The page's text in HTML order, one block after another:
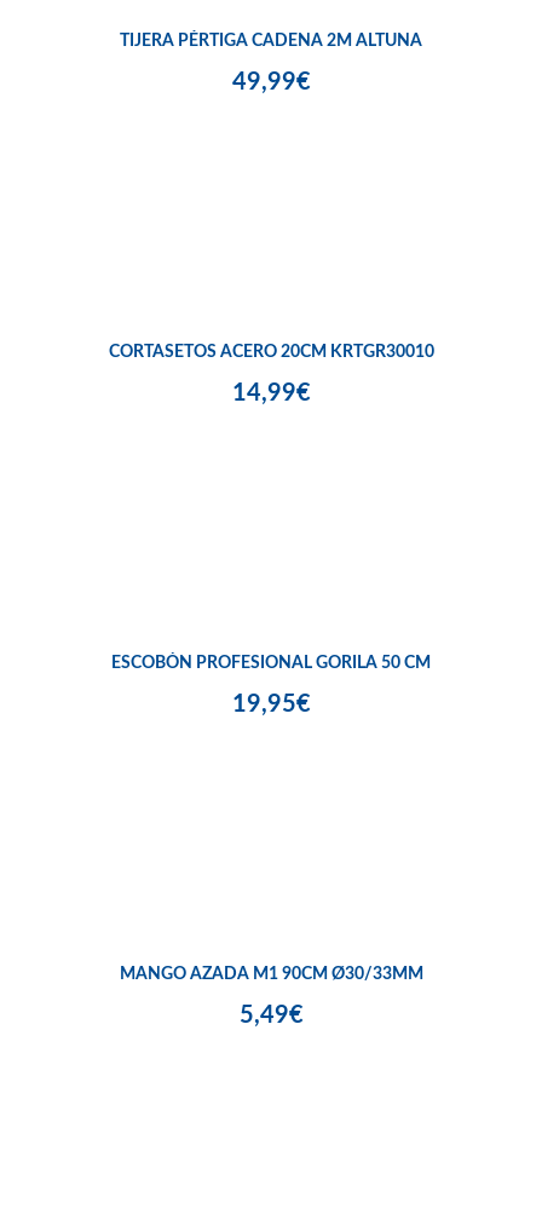
TIJERA PÉRTIGA CADENA 2M ALTUNA
49,99€
CORTASETOS ACERO 20CM KRTGR30010
14,99€
ESCOBÓN PROFESIONAL GORILA 50 CM
19,95€
MANGO AZADA M1 90CM Ø30/33MM
5,49€